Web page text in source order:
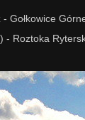
- Gołkowice
- Roztoka